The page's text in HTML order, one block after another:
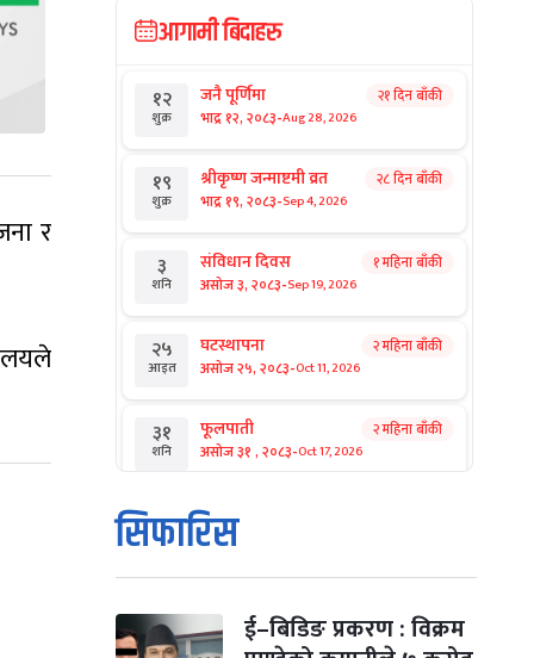
र
आगामी बिदाहरु
१२
शुक्र
जनै पूर्णिमा
भाद्र १२, २०८३-Aug 28, 2026
२१ दिन बाँकी
१९
शुक्र
श्रीकृष्ण जन्माष्टमी व्रत
भाद्र १९, २०८३-Sep 4, 2026
२८ दिन बाँकी
३
शनि
संविधान दिवस
असोज ३, २०८३-Sep 19, 2026
१ महिना बाँकी
२५
आइत
घटस्थापना
असोज २५, २०८३-Oct 11, 2026
२ महिना बाँकी
३१
शनि
फूलपाती
असोज ३१ , २०८३-Oct 17, 2026
२ महिना बाँकी
१
आइत
कार्तिक सङ्क्रान्ति
कार्तिक १, २०८३
मंगल कार्तिक ३, २०८३-Oct 20, 2026
सिफारिस
ई–बिडिङ प्रकरण : विक्रम